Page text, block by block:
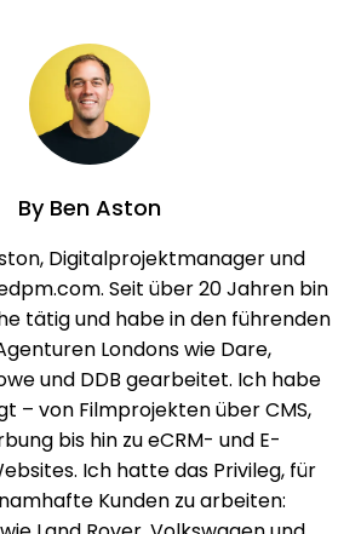
ByBen Aston
Digitalprojektmanager und
Seit über 20 Jahren bin
tätig und habe in den führenden
Londons wie Dare,
und DDB gearbeitet. Ich habe
– von Filmprojekten über CMS,
bis hin zu eCRM- und E-
Ich hatte das Privileg, für
Kunden zu arbeiten: